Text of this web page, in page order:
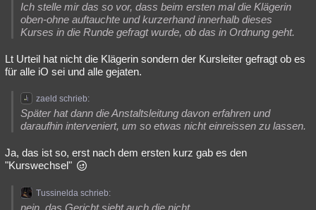
Ich stelle mir das so vor, dass beim ersten mal die Klägerin
oben-ohne auftauchte und kurzerhand innerhalb dieses
Kurses in die Runde gefragt wurde, ob das in Ordnung geht.
Lt Urteil hat nicht die Klägerin sondern der Kursleiter gefragt ob es
für alle iO sei und alle gejaten.
zaeld schrieb:
Später hat dann die Anstaltsleitung davon erfahren und
daraufhin interveniert, um so etwas nicht einreissen zu lassen.
Ja, das ist so, erst nach dem ersten kurz gab es den
"Kurswechsel"
Tussinelda schrieb:
nein, das Gericht sieht auch die nicht